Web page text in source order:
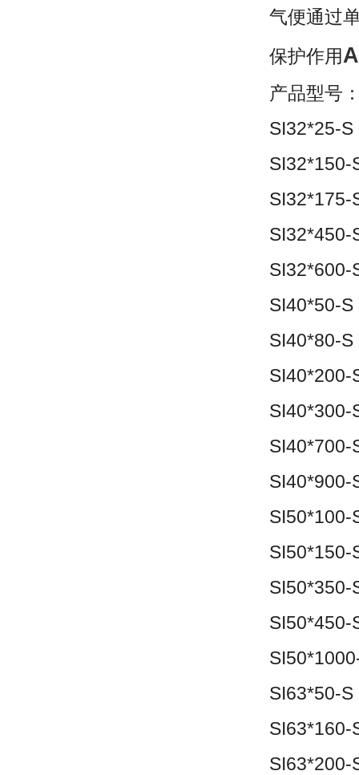
气便通过
保护作用
产品型号
SI32*25-
SI32*150-
SI32*175-
SI32*450-
SI32*600-
SI40*50-
SI40*80-
SI40*200-
SI40*300-
SI40*700-
SI40*900-
SI50*100-
SI50*150-
SI50*350-
SI50*450-
SI63*50-
SI63*160-
SI63*200-